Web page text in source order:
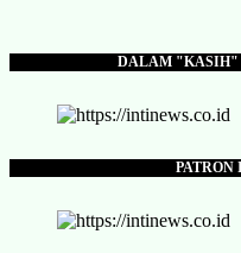
DALAM "KASIH"
PATRON